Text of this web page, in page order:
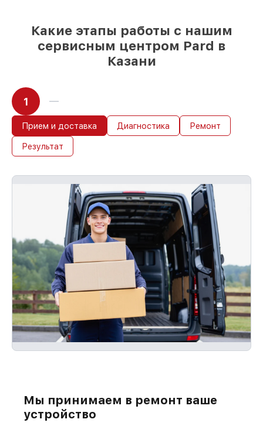
Какие этапы работы с нашим
сервисным центром Pard в
Казани
1
Прием и доставка Диагностика Ремонт
Результат
Мы принимаем в ремонт ваше
устройство